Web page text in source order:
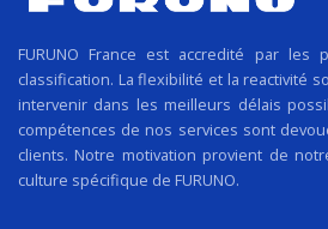
FURUNO France est accredité par les
classification. La flexibilité et la reactivité
intervenir dans les meilleurs délais
compétences de nos services sont
clients. Notre motivation provient de
culture spécifique de FURUNO.